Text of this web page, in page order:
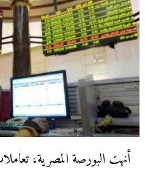
أنهت البورصة المصرية،